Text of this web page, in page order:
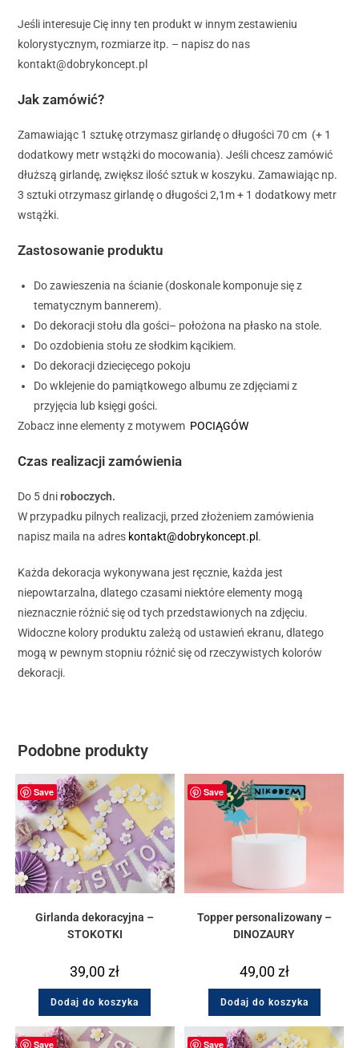
Jeśli interesuje Cię inny ten produkt w innym zestawieniu
kolorystycznym, rozmiarze itp. – napisz do nas
kontakt@dobrykoncept.pl
Jak zamówić?
Zamawiając 1 sztukę otrzymasz girlandę o długości 70 cm (+ 1
dodatkowy metr wstążki do mocowania). Jeśli chcesz zamówić
dłuższą girlandę, zwiększ ilość sztuk w koszyku. Zamawiając np.
3 sztuki otrzymasz girlandę o długości 2,1m + 1 dodatkowy metr
wstążki.
Zastosowanie produktu
Do zawieszenia na ścianie (doskonale komponuje się z
tematycznym bannerem).
Do dekoracji stołu dla gości– położona na płasko na stole.
Do ozdobienia stołu ze słodkim kącikiem.
Do dekoracji dziecięcego pokoju
Do wklejenie do pamiątkowego albumu ze zdjęciami z
przyjęcia lub księgi gości.
Zobacz inne elementy z motywem POCIĄGÓW
Czas realizacji zamówienia
Do 5 dniroboczych.
W przypadku pilnych realizacji, przed złożeniem zamówienia
napisz maila na adres kontakt@dobrykoncept.pl .
Każda dekoracja wykonywana jest ręcznie, każda jest
niepowtarzalna, dlatego czasami niektóre elementy mogą
nieznacznie różnić się od tych przedstawionych na zdjęciu.
Widoczne kolory produktu zależą od ustawień ekranu, dlatego
mogą w pewnym stopniu różnić się od rzeczywistych kolorów
dekoracji.
Podobne produkty
Save
Girlanda dekoracyjna –
STOKOTKI
39,00zł
Dodaj do koszyka
Save
Topper personalizowany –
DINOZAURY
49,00zł
Dodaj do koszyka
Save Save